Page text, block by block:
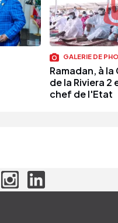
GALERIE DE
Ramadan, à
de la Riviera 2
chef de l'Etat